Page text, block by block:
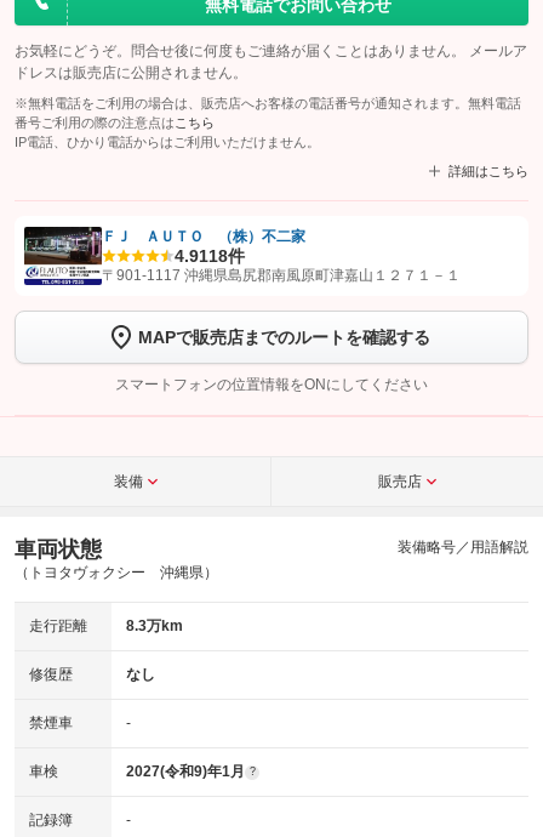
無料電話でお問い合わせ
お気軽にどうぞ。問合せ後に何度もご連絡が届くことはありません。 メールア
ドレスは販売店に公開されません。
※無料電話をご利用の場合は、販売店へお客様の電話番号が通知されます。無料電話
番号ご利用の際の注意点は こちら
IP電話、ひかり電話からはご利用いただけません。
詳細はこちら
【STEP1】認証画面でグーネットを友だち追加してから「許可する」ボタンを押
トーク画面で
ボタンをタップして問い合わせを
完了してください。
こちら
ＦＪ ＡＵＴＯ （株）不二家
4.9118件
〒901-1117 沖縄県島尻郡南風原町津嘉山１２７１－１
MAPで販売店までのルートを確認する
スマートフォンの位置情報をONにしてください
装備 販売店
車両状態
（トヨタヴォクシー 沖縄県）
装備略号／用語解説
走行距離 8.3万km
修復歴 なし
禁煙車 -
車検 2027(令和9)年1月 ?
記録簿 -